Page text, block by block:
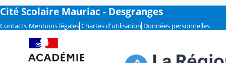
Cité Scolaire Mauriac - Desgranges
Contacts Mentions légales Chartes d'utilisation Données personnelles